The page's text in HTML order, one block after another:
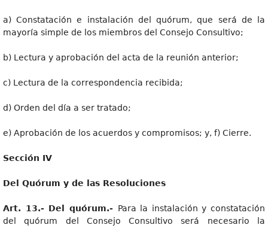
a) Constatación e instalación del quórum, que será de la
mayoría simple de los miembros del Consejo Consultivo;
b) Lectura y aprobación del acta de la reunión anterior;
c) Lectura de la correspondencia recibida;
d) Orden del día a ser tratado;
e) Aprobación de los acuerdos y compromisos; y, f) Cierre.
Sección IV
De l Quórum y de las Resoluciones
Art. 13.- Del quórum.- Para la instalación y constatación
del quórum del Consejo Consultivo será necesario la